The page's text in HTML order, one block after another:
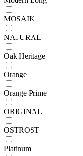
MOSAIK
NATURAL
Oak Heritage
Orange
Orange Prime
ORIGINAL
OSTROST
Platinum